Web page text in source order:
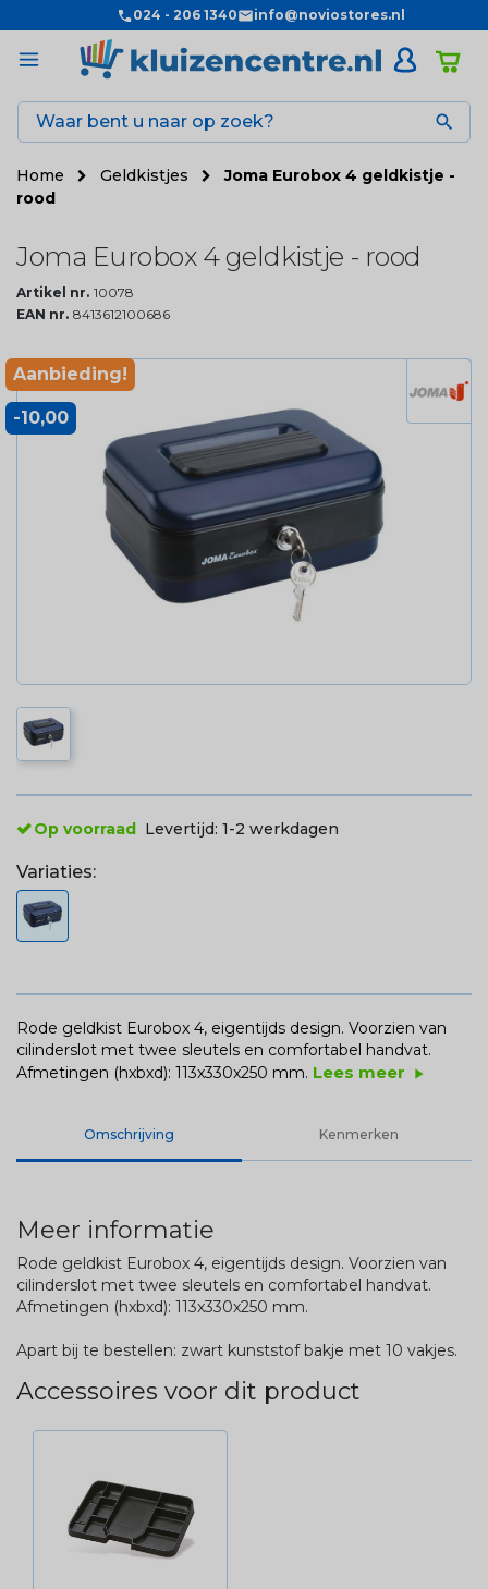
024 - 206 1340 info@noviostores.nl

Home Geldkistjes
Joma Eurobox 4 geldkistje -
rood
Joma Eurobox 4 geldkistje - rood
Artikel nr. 10078
EAN nr. 8413612100686
Aanbieding!
-10,00
Op voorraad Levertijd: 1-2 werkdagen
Variaties:
Rode geldkist Eurobox 4, eigentijds design. Voorzien van
cilinderslot met twee sleutels en comfortabel handvat.
Afmetingen (hxbxd): 113x330x250 mm. Lees meer play_arrow
Omschrijving Kenmerken
Meer informatie
Rode geldkist Eurobox 4, eigentijds design. Voorzien van
cilinderslot met twee sleutels en comfortabel handvat.
Afmetingen (hxbxd): 113x330x250 mm.
Apart bij te bestellen: zwart kunststof bakje met 10 vakjes.
Accessoires voor dit product